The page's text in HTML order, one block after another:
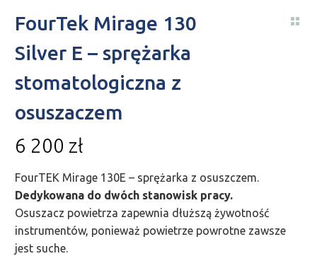
FourTek Mirage 130
Silver E – sprężarka
stomatologiczna z
osuszaczem
6 200 zł
FourTEK Mirage 130E – sprężarka z osuszczem.
Dedykowana do dwóch stanowisk pracy.
Osuszacz powietrza zapewnia dłuższą żywotność
instrumentów, ponieważ powietrze powrotne zawsze
jest suche.